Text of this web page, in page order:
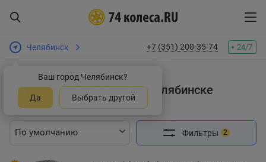
Челябинск
Ваш город Челябинск?
Да Выбрать другой
+7 (351) 200-35-74 24/7
Интернет-магазин шин и дисков
Летние шины Gislaved в Челябинске
Найдено 105 товаров
Фильтры 2